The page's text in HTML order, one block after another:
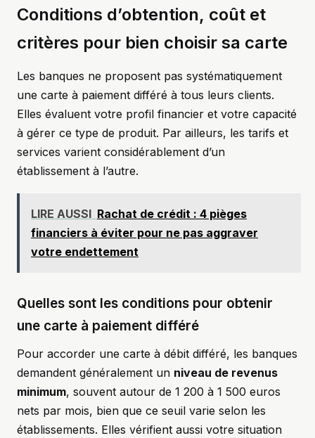
Conditions d’obtention, coût et
critères pour bien choisir sa carte
Les banques ne proposent pas systématiquement
une carte à paiement différé à tous leurs clients.
Elles évaluent votre profil financier et votre capacité
à gérer ce type de produit. Par ailleurs, les tarifs et
services varient considérablement d’un
établissement à l’autre.
LIRE AUSSI Rachat de crédit : 4 pièges
financiers à éviter pour ne pas aggraver
votre endettement
Quelles sont les conditions pour obtenir
une carte à paiement différé
Pour accorder une carte à débit différé, les banques
demandent généralement un niveau de revenus
minimum, souvent autour de 1 200 à 1 500 euros
nets par mois, bien que ce seuil varie selon les
établissements. Elles vérifient aussi votre situation